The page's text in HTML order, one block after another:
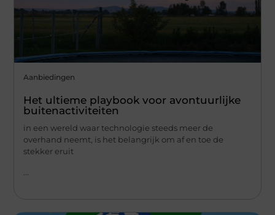
Aanbiedingen
Het ultieme playbook voor avontuurlijke
buitenactiviteiten
in een wereld waar technologie steeds meer de
overhand neemt, is het belangrijk om af en toe de
stekker eruit